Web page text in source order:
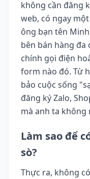
không cần đăng
web, có ngay
ông bạn tên
bên bán hàng đa
chính gọi điện
form nào đó. Từ
bảo cuộc sống
đăng ký Zalo,
mà anh ta không
Làm sao để
sò?
Thực ra, không